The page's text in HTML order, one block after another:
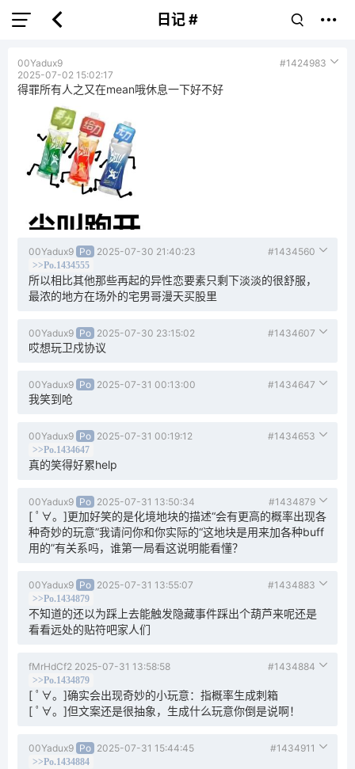
日记 #
00Yadux9
#1424983
2025-07-02 15:02:17
得罪所有人之又在mean哦休息一下好不好
00Yadux9 Po 2025-07-30 21:40:23 #1434560
>>Po.1434555
所以相比其他那些再起的异性恋要素只剩下淡淡的很舒服，
最浓的地方在场外的宅男哥漫天买股里
00Yadux9 Po 2025-07-30 23:15:02 #1434607
哎想玩卫戍协议
00Yadux9 Po 2025-07-31 00:13:00 #1434647
我笑到呛
00Yadux9 Po 2025-07-31 00:19:12 #1434653
>>Po.1434647
真的笑得好累help
00Yadux9 Po 2025-07-31 13:50:34 #1434879
[ ﾟ∀。]更加好笑的是化境地块的描述“会有更高的概率出现各
种奇妙的玩意”我请问你和你实际的“这地块是用来加各种buff
用的”有关系吗，谁第一局看这说明能看懂？
00Yadux9 Po 2025-07-31 13:55:07 #1434883
>>Po.1434879
不知道的还以为踩上去能触发隐藏事件踩出个葫芦来呢还是
看看远处的贴符吧家人们
fMrHdCf2 2025-07-31 13:58:58 #1434884
>>Po.1434879
[ ﾟ∀。]确实会出现奇妙的小玩意：指概率生成刺箱
[ ﾟ∀。]但文案还是很抽象，生成什么玩意你倒是说啊！
00Yadux9 Po 2025-07-31 15:44:45 #1434911
>>Po.1434884